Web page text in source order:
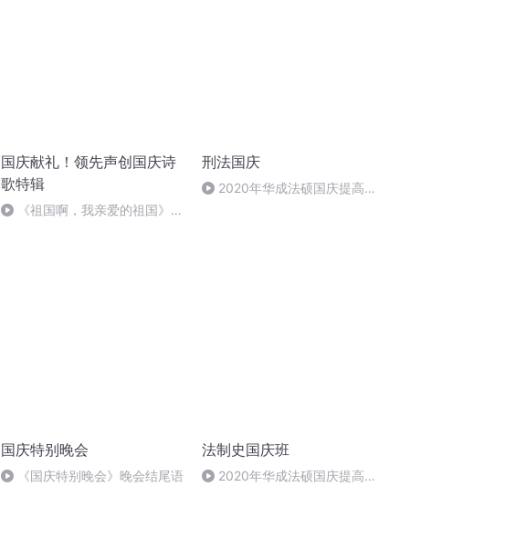
国庆献礼！领先声创国庆诗
歌特辑
《祖国啊，我亲爱的祖国》温
刑法国庆
2020年华成法硕国庆提高班
国庆特别晚会
《国庆特别晚会》晚会结尾语
法制史国庆班
2020年华成法硕国庆提高班